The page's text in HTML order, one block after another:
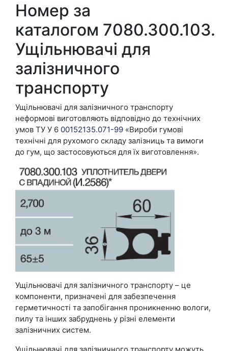
Номер за
каталогом 7080.300.103.
Ущільнювачі для
залізничного
транспорту
Ущільнювачі для залізничного транспорту
неформові виготовляють відповідно до технічних
умов ТУ У 6 00152135.071-99 «Вироби гумові
технічні для рухомого складу залізниць та вимоги
до гум, що застосовуються для їх виготовлення».
Ущільнювачі для залізничного транспорту – це
компоненти, призначені для забезпечення
герметичності та запобігання проникненню вологи,
пилу та інших забруднень у різні елементи
залізничних систем.